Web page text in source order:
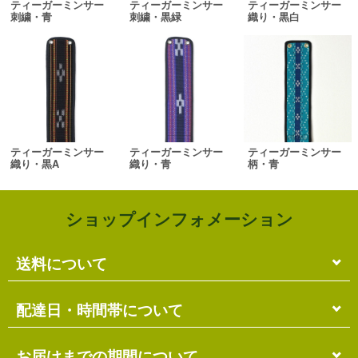
ティーガーミンサー
刺繍・青
ティーガーミンサー
刺繍・黒緑
ティーガーミンサー
織り・黒白
ティーガーミンサー
織り・黒A
ティーガーミンサー
織り・青
ティーガーミンサー
柄・青
ショップインフォメーション
送料について
単品のみの場合
各商品に記載の送料となります。
配達日・時間帯について
配達日・配達時間帯のご指定は出来ません。